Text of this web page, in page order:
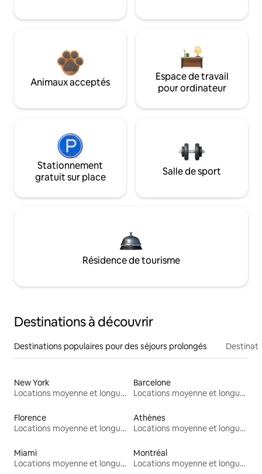
Animaux acceptés
Espace de travail
pour ordinateur
Stationnement
gratuit sur place
Salle de sport
Résidence de tourisme
Destinations à découvrir
Destinations populaires pour des séjours prolongés
New York
Locations moyenne et longue durée
Barcelone
Locations moyenne et longue durée
Florence
Locations moyenne et longue durée
Athènes
Locations moyenne et longue durée
Miami
Locations moyenne et longue durée
Montréal
Locations moyenne et longue durée